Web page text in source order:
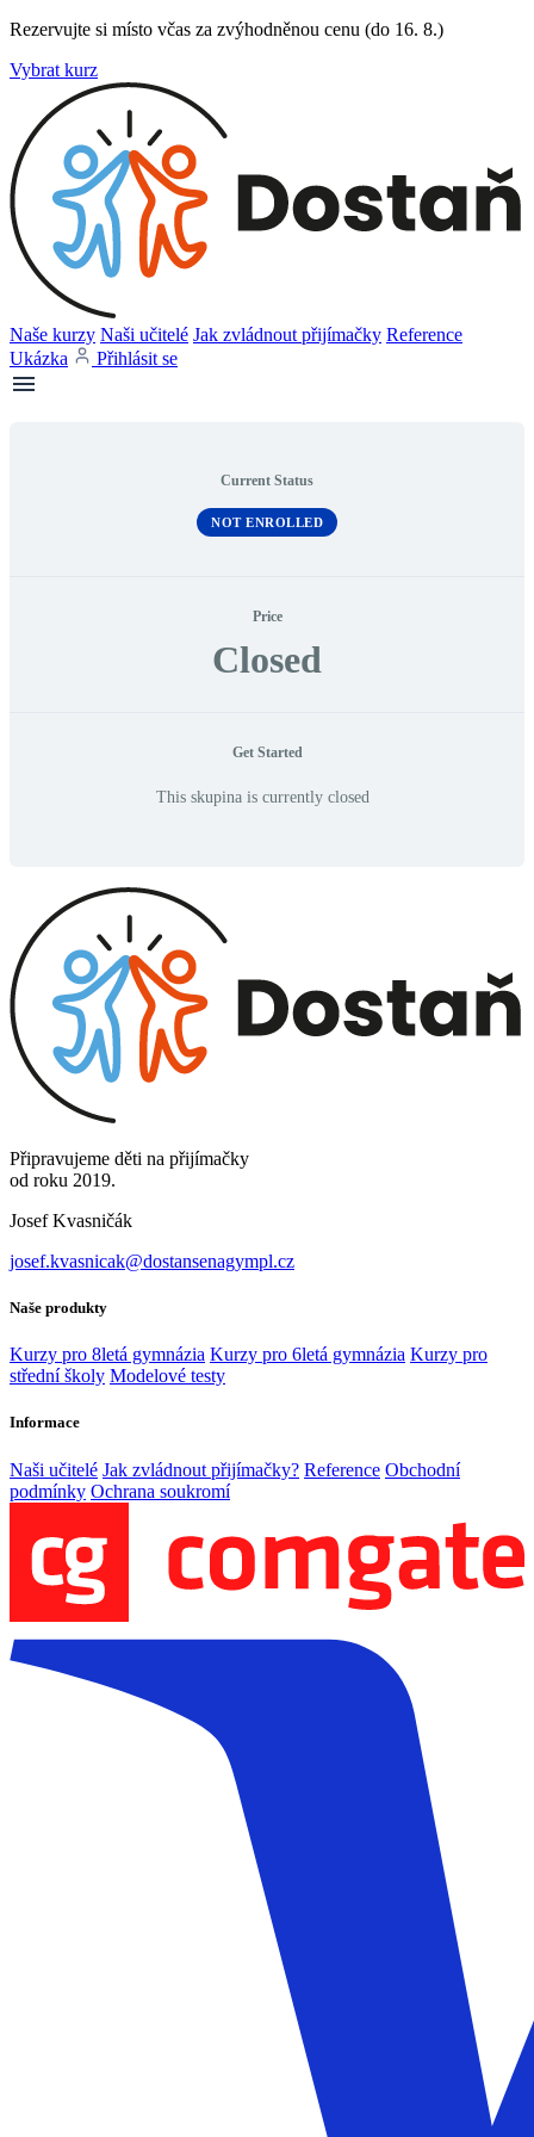
Rezervujte si místo včas za zvýhodněnou cenu (do 16. 8.)
Vybrat kurz
Naše kurzy Naši učitelé Jak zvládnout přijímačky Reference
Ukázka
Přihlásit se
Current Status
NOT ENROLLED
Price
Closed
Get Started
This skupina is currently closed
Připravujeme děti na přijímačky
od roku 2019.
Josef Kvasničák
josef.kvasnicak@dostansenagympl.cz
Naše produkty
Kurzy pro 8letá gymnázia Kurzy pro 6letá gymnázia Kurzy pro
střední školy Modelové testy
Informace
Naši učitelé Jak zvládnout přijímačky? Reference Obchodní
podmínky Ochrana soukromí